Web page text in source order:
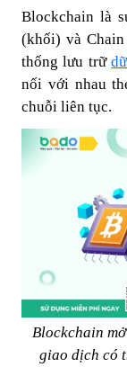
Blockchain là
(khối) và
thống lưu trữ
nối với nhau
chuỗi liên tục.
Blockchain
giao dịch có